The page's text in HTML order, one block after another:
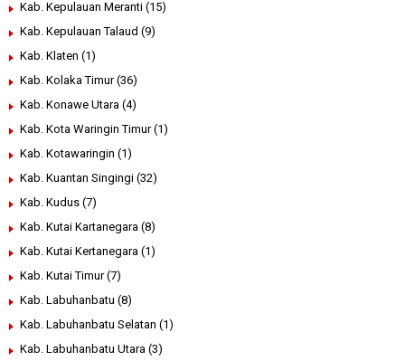
Kab. Kepulauan Meranti (15)
Kab. Kepulauan Talaud (9)
Kab. Klaten (1)
Kab. Kolaka Timur (36)
Kab. Konawe Utara (4)
Kab. Kota Waringin Timur (1)
Kab. Kotawaringin (1)
Kab. Kuantan Singingi (32)
Kab. Kudus (7)
Kab. Kutai Kartanegara (8)
Kab. Kutai Kertanegara (1)
Kab. Kutai Timur (7)
Kab. Labuhanbatu (8)
Kab. Labuhanbatu Selatan (1)
Kab. Labuhanbatu Utara (3)